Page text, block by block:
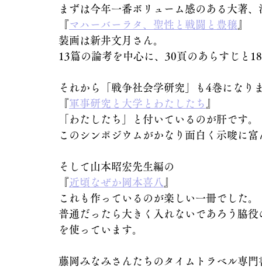
まずは今年一番ボリューム感のある大著
『マハーバーラタ、聖性と戦闘と豊穣 』
装画は新井文月さん。
13篇の論考を中心に、30頁のあらすじと
それから「戦争社会学研究」も4巻になり
『軍事研究と大学とわたしたち 』
「わたしたち」と付いているのが肝です。
このシンポジウムがかなり面白く示唆に
そして山本昭宏先生編の
『近頃なぜか岡本喜八 』
これも作っているのが楽しい一冊でした。
普通だったら大きく入れないであろう脇
を使っています。
藤岡みなみさんたちのタイムトラベル専